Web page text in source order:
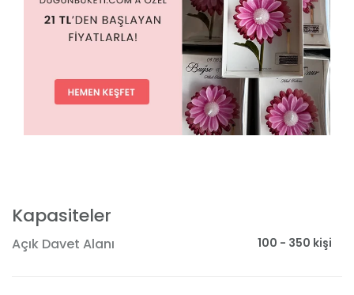
Kapasiteler
Açık Davet Alanı 100 - 350 kişi